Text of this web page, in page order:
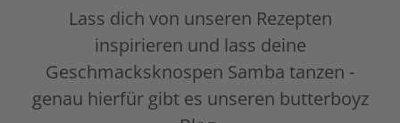
Lass dich von unseren Rezepten
inspirieren und lass deine
Geschmacksknospen Samba tanzen -
genau hierfür gibt es unseren butterboyz